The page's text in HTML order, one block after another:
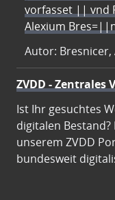
vorfasset || vnd
Alexium
Autor: Bresnicer,
ZVDD -
Ist Ihr gesuchtes
digitalen
unserem ZVDD
bundesweit